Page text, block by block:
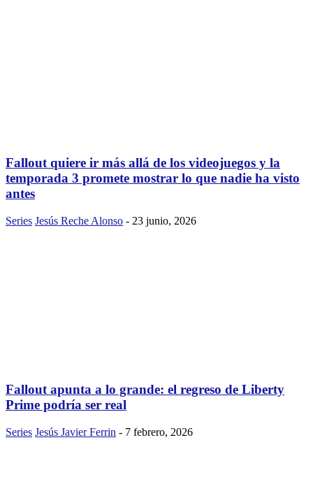
Fallout quiere ir más allá de los videojuegos y la
temporada 3 promete mostrar lo que nadie ha visto
antes
Series Jesús Reche Alonso - 23 junio, 2026
Fallout apunta a lo grande: el regreso de Liberty
Prime podría ser real
Series Jesús Javier Ferrin - 7 febrero, 2026